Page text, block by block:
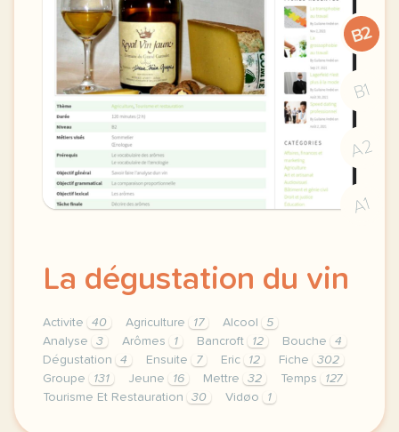
B2
B1
A2
A1
La dégustation du vin
Activite 40 Agriculture 17 Alcool
5
Analyse
3 Arômes 1 Bancroft 12 Bouche
4
Dégustation
4 Ensuite 7 Eric 12 Fiche
302
Groupe
131 Jeune 16 Mettre 32 Temps
127
Tourisme Et Restauration
30 Vidøo 1
theme agriculture tourisme et restauration duree